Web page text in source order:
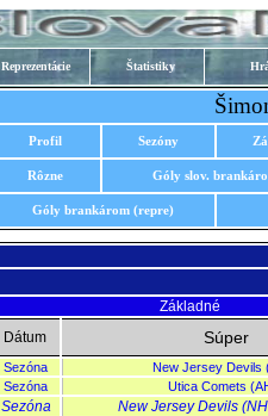
Reprezentácie Štatistiky
Profil Sezóny
Rôzne Góly slov.
Góly brankárom (repre)
Základné
Dátum
Súper
Sezóna
New Jersey Devils
Sezóna
Utica Comets
Sezóna
New Jersey Devils